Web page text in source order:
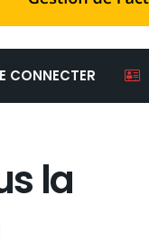
CONNECTER
la